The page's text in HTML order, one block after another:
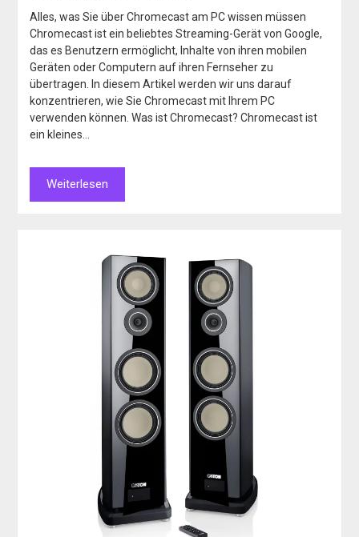
Alles, was Sie über Chromecast am PC wissen müssen
Chromecast ist ein beliebtes Streaming-Gerät von Google,
das es Benutzern ermöglicht, Inhalte von ihren mobilen
Geräten oder Computern auf ihren Fernseher zu
übertragen. In diesem Artikel werden wir uns darauf
konzentrieren, wie Sie Chromecast mit Ihrem PC
verwenden können. Was ist Chromecast? Chromecast ist
ein kleines…
Weiterlesen